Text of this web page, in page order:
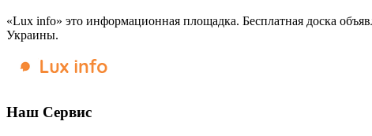
«Lux info» это информационная площадка. Бесплатная доска
Украины.
Наш Сервис